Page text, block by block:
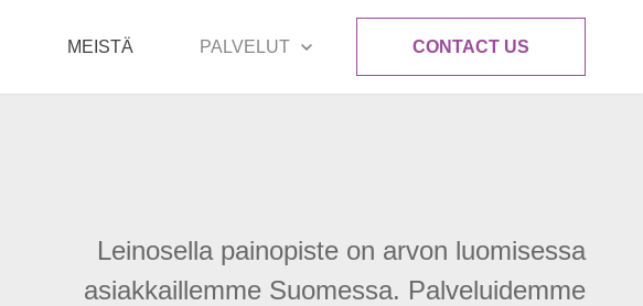
MEISTÄ PALVELUT CONTACT US
Leinosella painopiste on arvon luomisessa
asiakkaillemme Suomessa. Palveluidemme